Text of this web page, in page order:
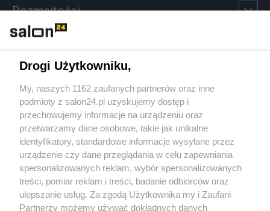
Rozmaitości
Sport
Społeczeństwo
Kultura
X Facebook Instagram Youtube
Drogi Użytkowniku,
My, naszych 1162 zaufanych partnerów oraz inne
podmioty z salon24.pl uzyskujemy dostęp i
przechowujemy informacje na urządzeniu oraz
przetwarzamy dane osobowe, takie jak unikalne
identyfikatory, standardowe informacje wysyłane przez
urządzenie czy dane przeglądania w celu zapewniania
spersonalizowanych reklam, wybór spersonalizowanych
treści, pomiar reklam i treści, badanie odbiorców oraz
ulepszanie usług. Za zgodą Użytkownika my i Zaufani
Partnerzy możemy używać dokładnych danych